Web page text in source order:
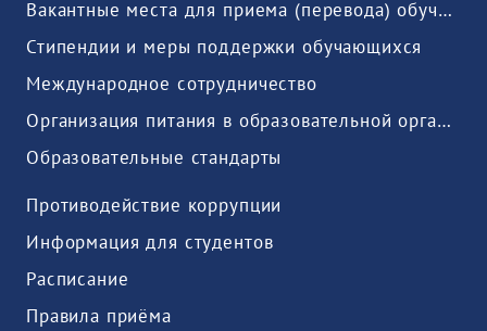
Вакантные места для приема (перевода) обучающихся
Стипендии и меры поддержки обучающихся
Международное сотрудничество
Организация питания в образовательной организации
Образовательные стандарты
Противодействие коррупции
Информация для студентов
Расписание
Правила приёма